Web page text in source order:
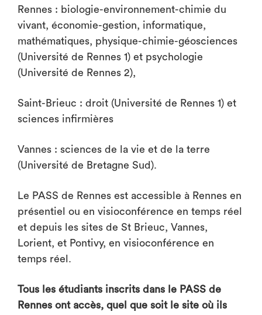
Rennes : biologie-environnement-chimie du
vivant, économie-gestion, informatique,
mathématiques, physique-chimie-géosciences
(Université de Rennes 1) et psychologie
(Université de Rennes 2),
Saint-Brieuc : droit (Université de Rennes 1) et
sciences infirmières
Vannes : sciences de la vie et de la terre
(Université de Bretagne Sud).
Le PASS de Rennes est accessible à Rennes en
présentiel ou en visioconférence en temps réel
et depuis les sites de St Brieuc, Vannes,
Lorient, et Pontivy, en visioconférence en
temps réel.
Tous les étudiants inscrits dans le PASS de
Rennes ont accès, quel que soit le site où ils